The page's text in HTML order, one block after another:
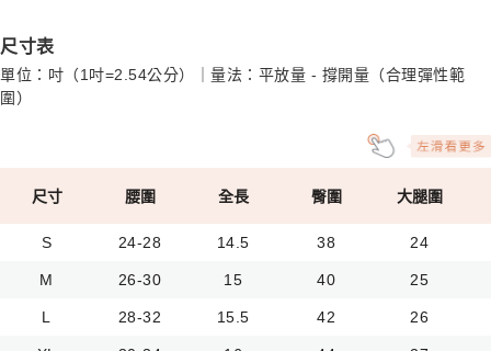
尺寸表
單位：吋（1吋=2.54公分）｜量法：平放量 - 撐開量（合理彈性範
圍）
尺寸 腰圍 全長 臀圍 大腿圍
S 24-28 14.5 38 24
M 26-30 15 40 25
L 28-32 15.5 42 26